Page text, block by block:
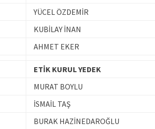
YÜCEL ÖZDEMİR
KUBİLAY İNAN
AHMET EKER
ETİK KURUL YEDEK
MURAT BOYLU
İSMAİL TAŞ
BURAK HAZİNEDAROĞLU